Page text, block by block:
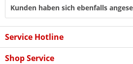
Kunden haben sich ebenfalls
Service Hotline
Shop Service